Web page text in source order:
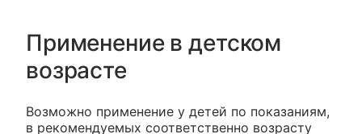
Применение в детском
возрасте
Возможно применение у детей по показаниям,
в рекомендуемых соответственно возрасту